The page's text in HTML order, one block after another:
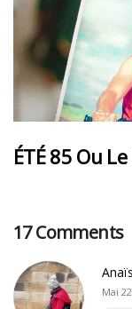
ÉTÉ 85 Ou
17 Comments
Anaïs
Mai